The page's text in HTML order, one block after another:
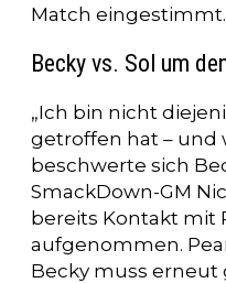
Match eingestimmt.
Becky vs. Sol um
„Ich bin nicht
getroffen hat – und
beschwerte sich
SmackDown-GM
bereits Kontakt mit
aufgenommen.
Becky muss erneut